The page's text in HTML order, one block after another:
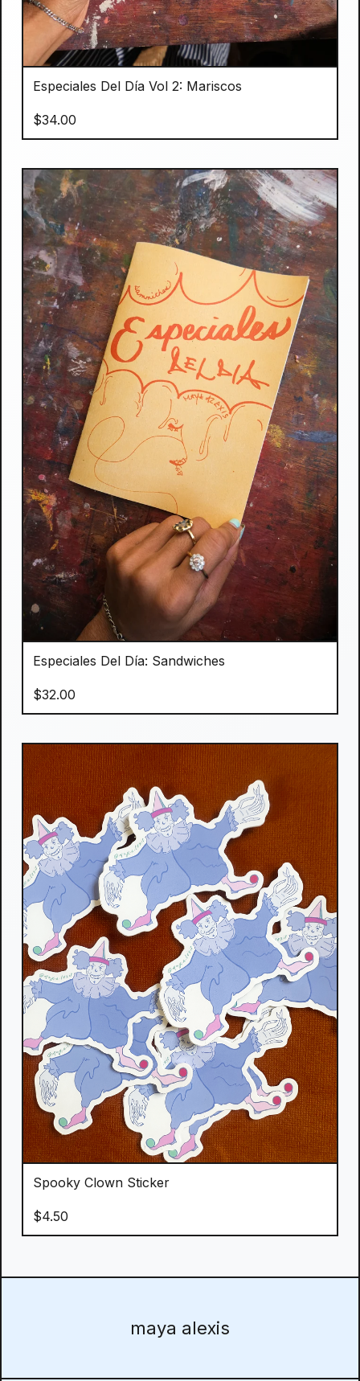
Especiales Del Día Vol 2: Mariscos
$34.00
Especiales Del Día: Sandwiches
$32.00
Spooky Clown Sticker
$4.50
maya alexis